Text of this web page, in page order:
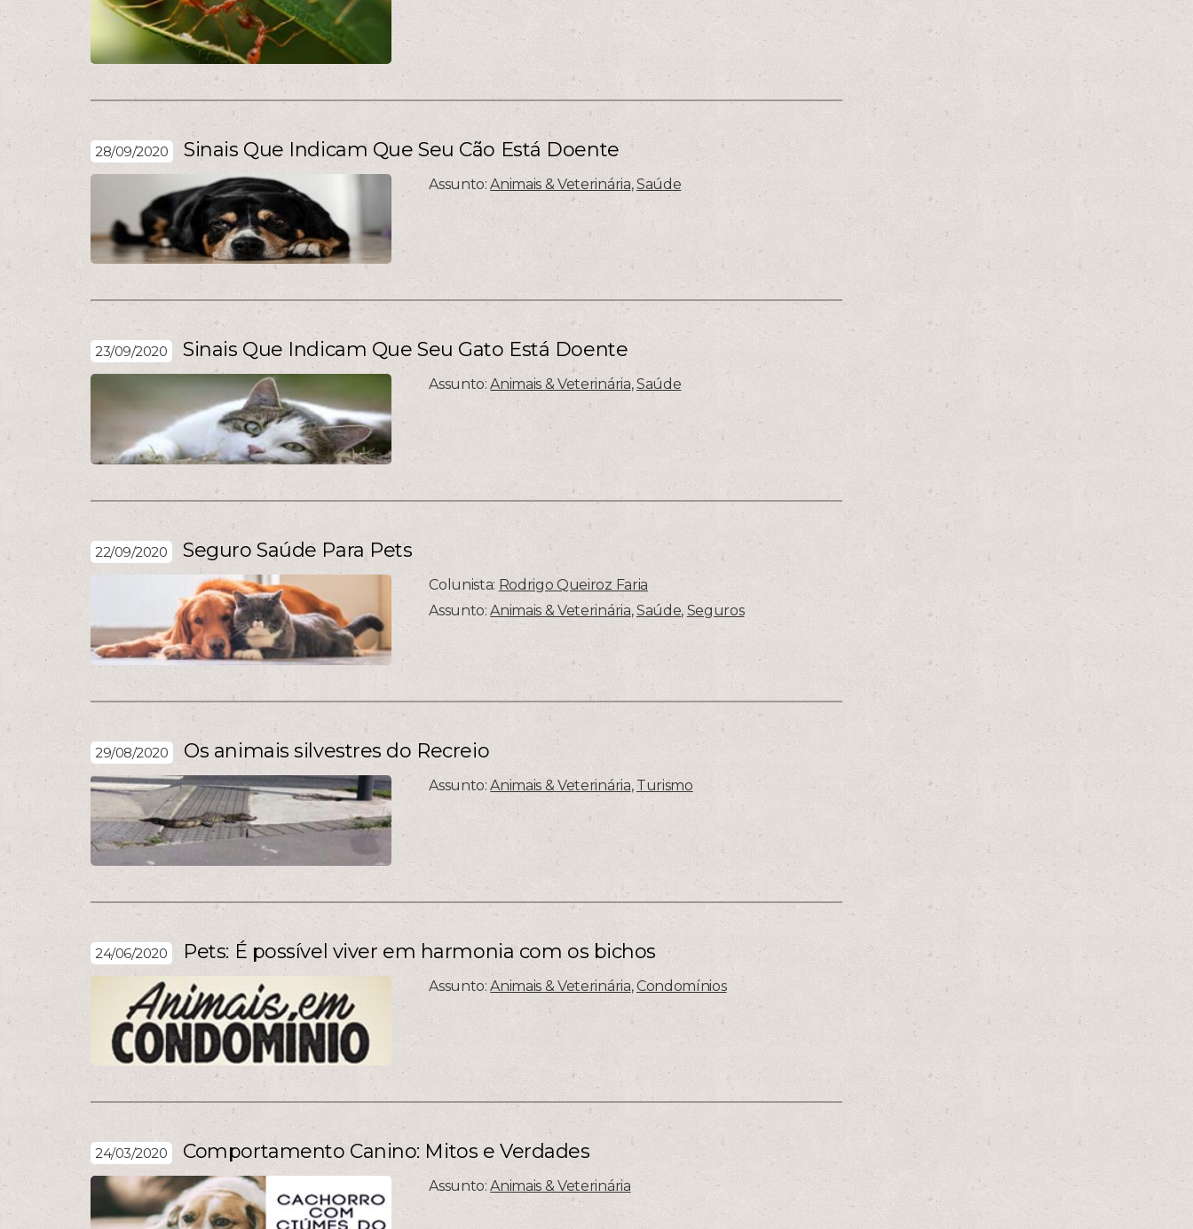
28/09/2020 Sinais Que Indicam Que Seu Cão Está Doente
Assunto:Animais & Veterinária,Saúde
23/09/2020 Sinais Que Indicam Que Seu Gato Está Doente
Assunto:Animais & Veterinária,Saúde
22/09/2020 Seguro Saúde Para Pets
Colunista: Rodrigo Queiroz Faria
Assunto:Animais & Veterinária,Saúde, Seguros
29/08/2020 Os animais silvestres do Recreio
Assunto:Animais & Veterinária, Turismo
24/06/2020 Pets: É possível viver em harmonia com os bichos
Assunto:Animais & Veterinária,Condomínios
24/03/2020 Comportamento Canino: Mitos e Verdades
Assunto:Animais & Veterinária